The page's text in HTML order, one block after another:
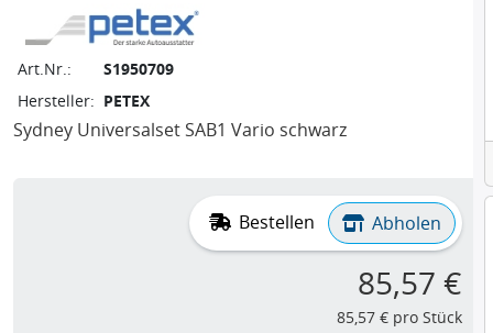
Art.Nr.:
S1950709
Hersteller: PETEX
Sydney Universalset SAB1 Vario schwarz
Bestellen Abholen
85,57 €
85,57 € pro Stück